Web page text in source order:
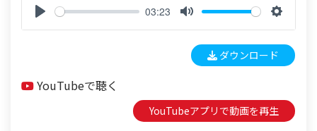
03:23
e
t
n
g
ダウンロード
YouTubeで聴く
YouTubeアプリで動画を再生